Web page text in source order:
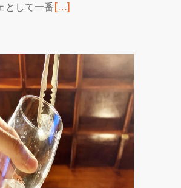
として一番続
読
む
2
ち
ゃ
ん
で
も
話
[…]